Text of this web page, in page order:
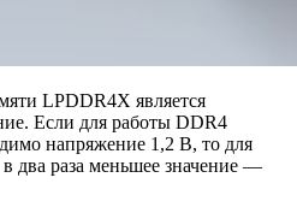
LPDDR4X является
Если для работы DDR4
напряжение 1,2 В, то для
два раза меньшее значение —